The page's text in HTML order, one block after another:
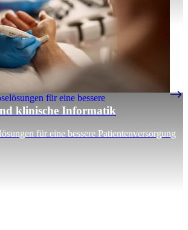
klinische Informatik
für eine bessere Patientenversorgung